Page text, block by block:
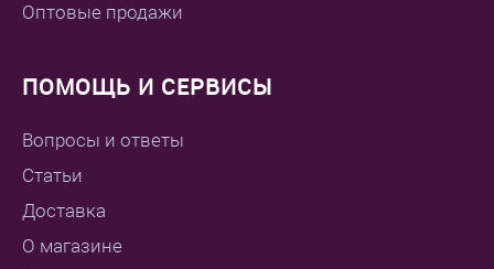
Оптовые продажи
ПОМОЩЬ И СЕРВИСЫ
Вопросы и ответы
Статьи
Доставка
О магазине